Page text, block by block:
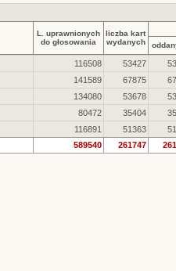
L. uprawnionych
do głosowania
liczba kart
wydanych
116508 53427
141589 67875
134080 53678
80472 35404
116891 51363
589540 261747